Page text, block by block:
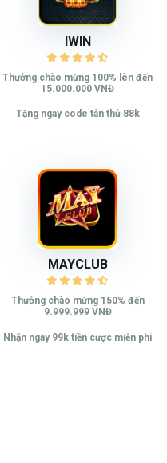
IWIN
Thưởng chào mừng 100% lên đến
15.000.000 VNĐ
Tặng ngay code tân thủ 88k
MAYCLUB
Thưởng chào mừng 150% đến
9.999.999 VNĐ
Nhận ngay 99k tiền cược miễn phí